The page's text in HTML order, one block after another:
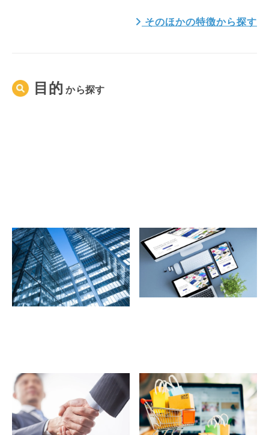
そのほかの特徴から探す
目的 から探す
企業サイト サービスサイト
ECサイト